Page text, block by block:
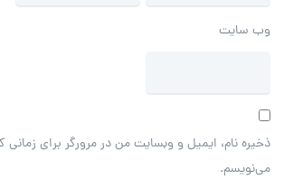
وب‌ سایت
ذخیره نام، ایمیل و وبسایت من در مرورگر برای زمانی
می‌نویسم.